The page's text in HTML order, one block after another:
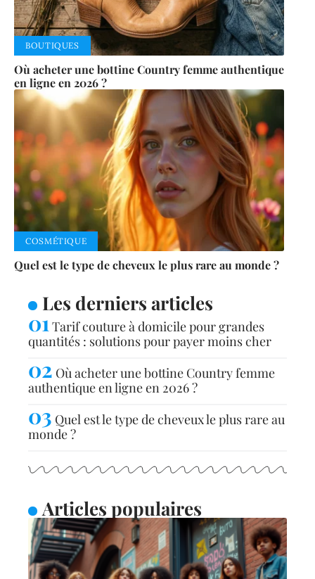
BOUTIQUES
Où acheter une bottine Country femme authentique
en ligne en 2026 ?
COSMÉTIQUE
Quel est le type de cheveux le plus rare au monde ?
Les derniers articles
Tarif couture à domicile pour grandes
quantités : solutions pour payer moins cher
Où acheter une bottine Country femme
authentique en ligne en 2026 ?
Quel est le type de cheveux le plus rare au
monde ?
Articles populaires